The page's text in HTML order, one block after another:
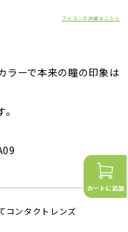
アイコンの詳細はこちら
ラーで本来の瞳の印象は
コンタクトレンズ